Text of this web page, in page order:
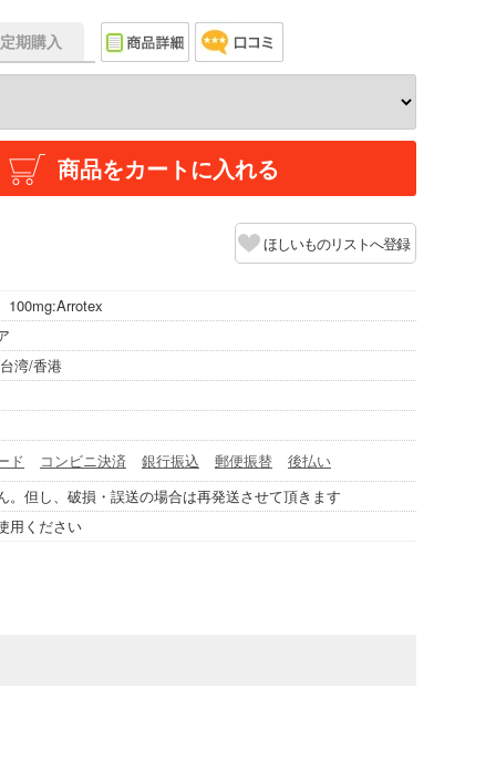
期購入
商品をカートに入れる
ほしいものリストへ登録
湾/香港
ド コンビニ決済 銀行振込 郵便振替
後払い
。但し、破損・誤送の場合は再発送させて頂きます
用ください